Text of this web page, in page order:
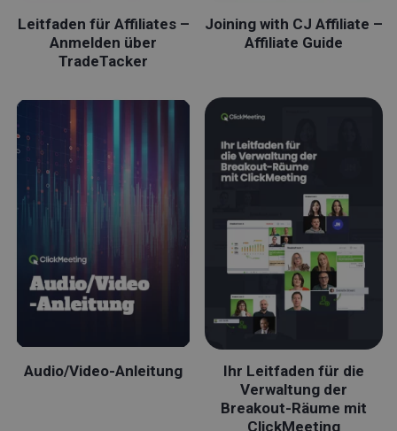
Leitfaden für Affiliates –
Anmelden über
TradeTacker
Joining with CJ Affiliate –
Affiliate Guide
Audio/Video-Anleitung
Ihr Leitfaden für die
Verwaltung der
Breakout-Räume mit
ClickMeeting